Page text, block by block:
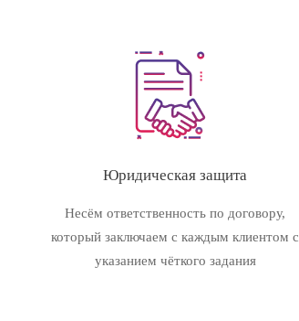
Юридическая защита
Несём ответственность по договору,
который заключаем с каждым клиентом с
указанием чёткого задания